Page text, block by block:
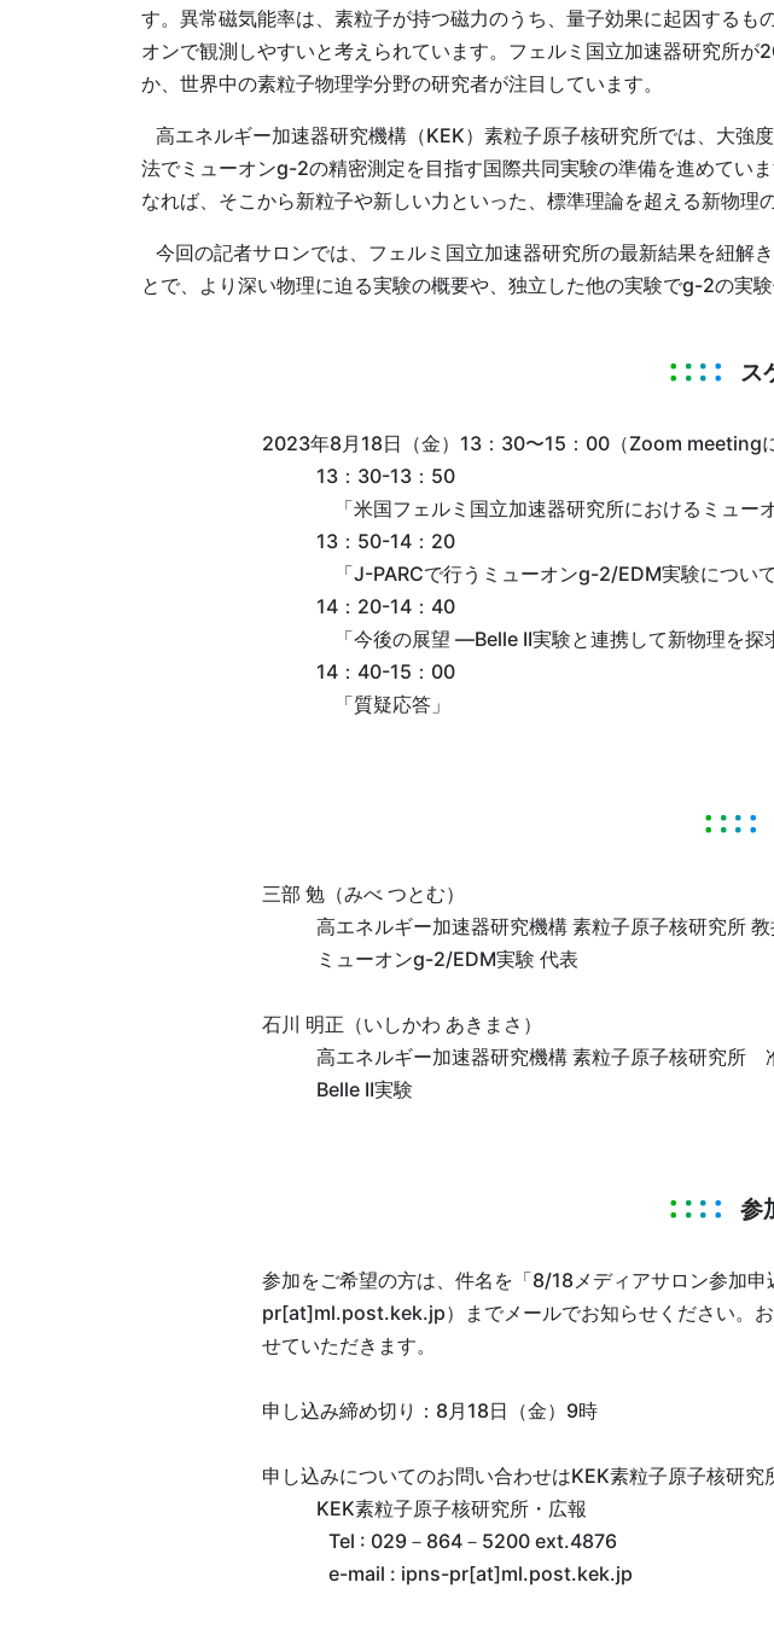
す。異常磁気能率は、素粒子が持つ磁力のうち、量子効果に起因する
オンで観測しやすいと考えられています。フェルミ国立加速器研究所
か、世界中の素粒子物理学分野の研究者が注目しています。
高エネルギー加速器研究機構（KEK）素粒子原子核研究所では、大強
法でミューオンg-2の精密測定を目指す国際共同実験の準備を進めてい
なれば、そこから新粒子や新しい力といった、標準理論を超える新物理
今回の記者サロンでは、フェルミ国立加速器研究所の最新結果を紐解
とで、より深い物理に迫る実験の概要や、独立した他の実験でg-2の実
ス
2023年8月18日（金）13：30〜15：00（Zoom meetingに
13：30-13：50
「米国フェルミ国立加速器研究所におけるミュー
13：50-14：20
「J-PARCで行うミューオンg-2/EDM実験について
14：20-14：40
「今後の展望 ―Belle II実験と連携して新物理を探
14：40-15：00
「質疑応答」
三部 勉（みべ つとむ）
高エネルギー加速器研究機構 素粒子原子核研究所 教
ミューオンg-2/EDM実験 代表
石川 明正（いしかわ あきまさ）
高エネルギー加速器研究機構 素粒子原子核研究所
Belle II実験
参
参加をご希望の方は、件名を「8/18メディアサロン参加
pr[at]ml.post.kek.jp）までメールでお知らせください。
せていただきます。
申し込み締め切り：8月18日（金）9時
申し込みについてのお問い合わせはKEK素粒子原子核研究
KEK素粒子原子核研究所・広報
Tel : 029－864－5200 ext.4876
e-mail : ipns-pr[at]ml.post.kek.jp